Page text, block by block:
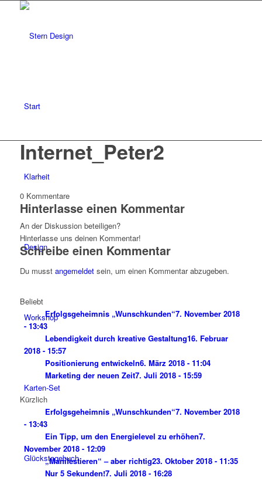
Start
Klarheit
Design
Workshop
Karten-Set
Glückstagebuch
Internet_Peter2
0 Kommentare
Hinterlasse einen Kommentar
An der Diskussion beteiligen?
Hinterlasse uns deinen Kommentar!
Schreibe einen Kommentar
Du musst angemeldetsein, um einen Kommentar abzugeben.
Beliebt
Erfolgsgeheimnis „Wunschkunden“7. November 2018
- 13:43
Lebendigkeit durch kreative Gestaltung16. Februar
2018 - 15:57
Positionierung entwickeln6. März 2018 - 11:04
Marketing der neuen Zeit7. Juli 2018 - 15:59
Kürzlich
Erfolgsgeheimnis „Wunschkunden“7. November 2018
- 13:43
Ein Tipp, um den Energielevel zu erhöhen7.
November 2018 - 12:09
„Manifestieren“ – aber richtig23. Oktober 2018 - 11:35
Nur 5 Sekunden!7. Juli 2018 - 16:28